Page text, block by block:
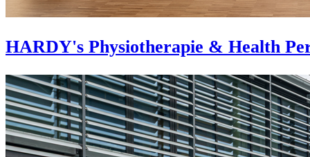
HARDY's Physiotherapie & Health